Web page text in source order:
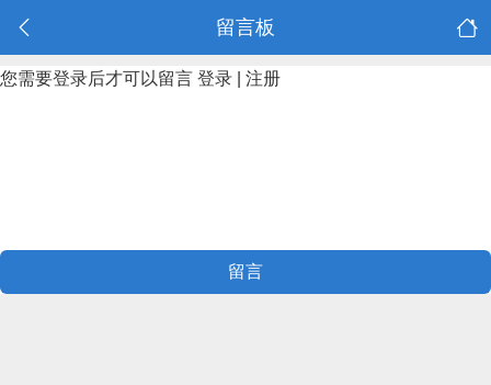
留言板
您需要登录后才可以留言 登录 注册
留言